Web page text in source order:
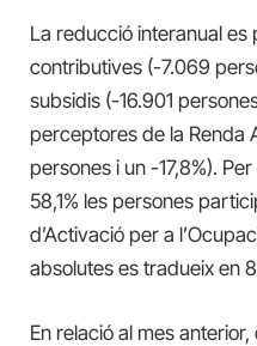
La reducció interanual
contributives (-7.069
subsidis (-16.901
perceptores de la Renda
persones i un -17,8%).
58,1% les persones
d’Activació per a
absolutes es tradueix en
En relació al mes